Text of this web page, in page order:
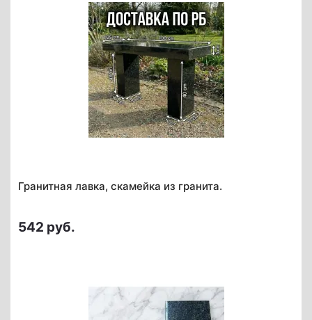
Гранитная лавка, скамейка из гранита.
542 руб.